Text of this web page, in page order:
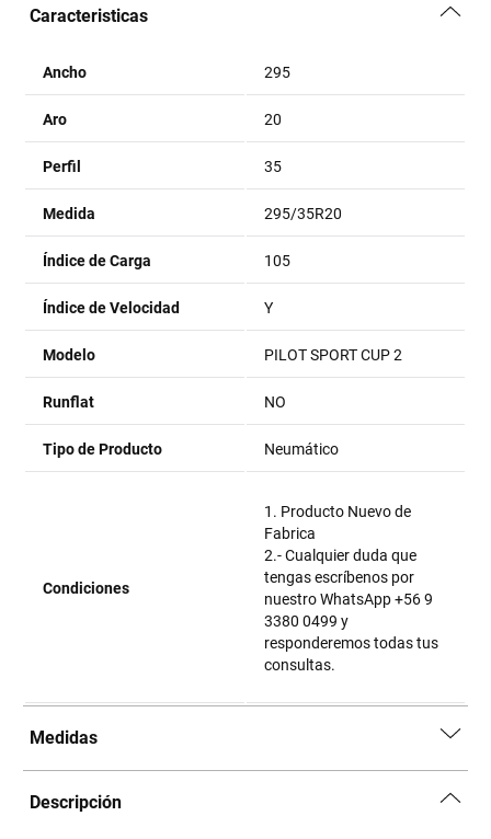
Caracteristicas
Ancho 295
Aro 20
Perfil 35
Medida 295/35R20
Índice de Carga 105
Índice de Velocidad Y
Modelo PILOT SPORT CUP 2
Runflat NO
Tipo de Producto Neumático
Condiciones
1. Producto Nuevo de
Fabrica
2.- Cualquier duda que
tengas escríbenos por
nuestro WhatsApp +56 9
3380 0499 y
responderemos todas tus
consultas.
Medidas
Descripción